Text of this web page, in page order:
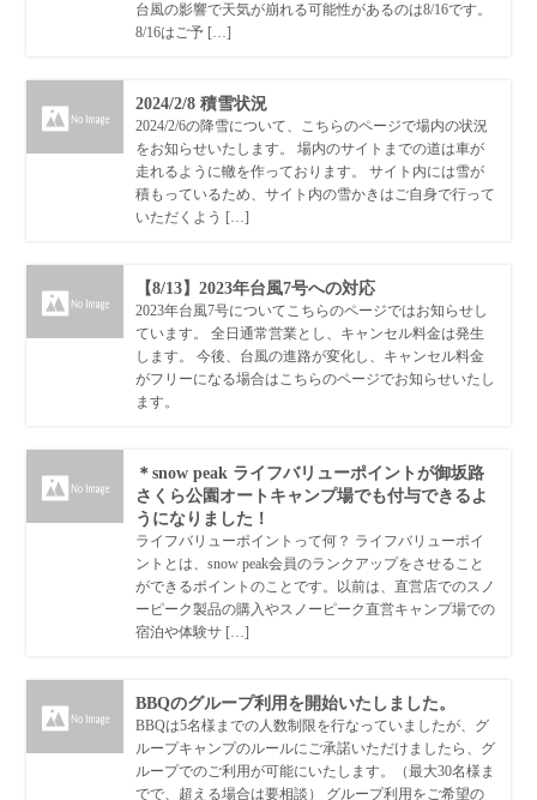
台風の影響で天気が崩れる可能性があるのは8/16です。
8/16はご予 […]
2024/2/8 積雪状況
2024/2/6の降雪について、こちらのページで場内の状況
をお知らせいたします。 場内のサイトまでの道は車が
走れるように轍を作っております。 サイト内には雪が
積もっているため、サイト内の雪かきはご自身で行って
いただくよう […]
【8/13】2023年台風7号への対応
2023年台風7号についてこちらのページではお知らせし
ています。 全日通常営業とし、キャンセル料金は発生
します。 今後、台風の進路が変化し、キャンセル料金
がフリーになる場合はこちらのページでお知らせいたし
ます。
＊snow peak ライフバリューポイントが御坂路
さくら公園オートキャンプ場でも付与できるよ
うになりました！
ライフバリューポイントって何？ ライフバリューポイ
ントとは、snow peak会員のランクアップをさせること
ができるポイントのことです。以前は、直営店でのスノ
ーピーク製品の購入やスノーピーク直営キャンプ場での
宿泊や体験サ […]
BBQのグループ利用を開始いたしました。
BBQは5名様までの人数制限を行なっていましたが、グ
ループキャンプのルールにご承諾いただけましたら、グ
ループでのご利用が可能にいたします。（最大30名様ま
でで、超える場合は要相談） グループ利用をご希望の